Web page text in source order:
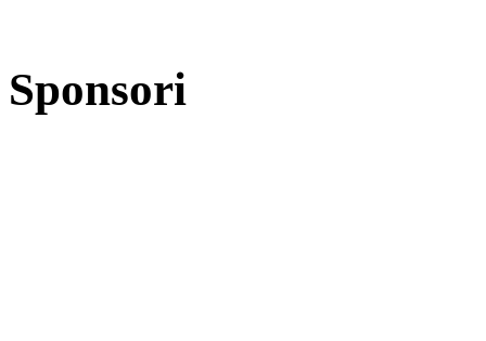
Sponsori